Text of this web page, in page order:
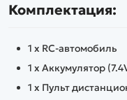
Комплектация:
1 x RC-автомобиль
1 x Аккумулятор
1 x Пульт